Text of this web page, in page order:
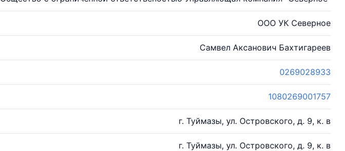
ООО УК Северное
Самвел Аксанович Бахтигареев
0269028933
1080269001757
г. Туймазы, ул. Островского, д. 9, к. в
г. Туймазы, ул. Островского, д. 9, к. в